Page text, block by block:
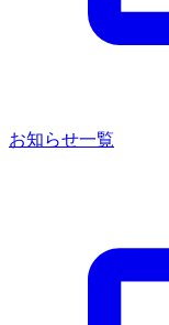
お知らせ一覧